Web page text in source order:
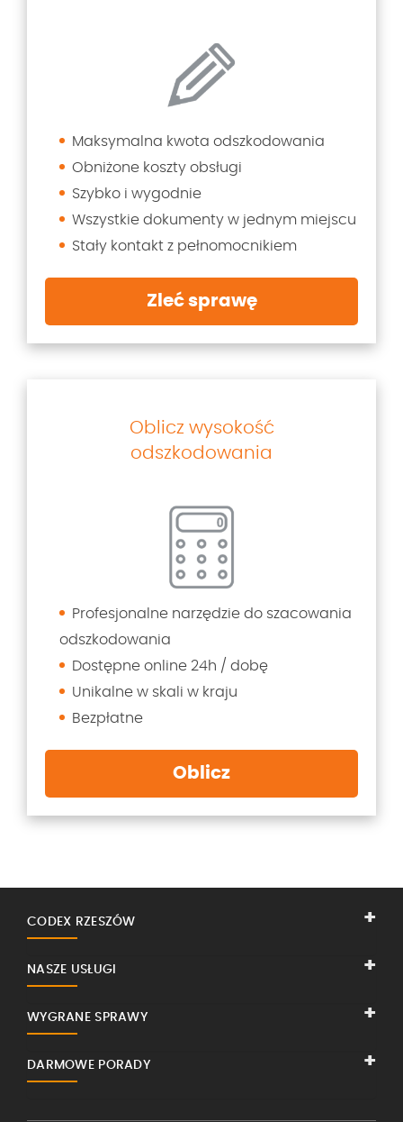
Maksymalna kwota odszkodowania
Obniżone koszty obsługi
Szybko i wygodnie
Wszystkie dokumenty w jednym miejscu
Stały kontakt z pełnomocnikiem
Zleć sprawę
Oblicz wysokość
odszkodowania
Profesjonalne narzędzie do szacowania
odszkodowania
Dostępne online 24h / dobę
Unikalne w skali w kraju
Bezpłatne
Oblicz
CODEX RZESZÓW
NASZE USŁUGI
WYGRANE SPRAWY
DARMOWE PORADY